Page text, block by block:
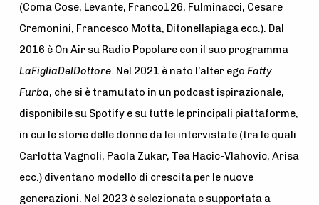
(Coma Cose, Levante, Franco126, Fulminacci, Cesare
Cremonini, Francesco Motta, Ditonellapiaga ecc.). Dal
2016 è On Air su Radio Popolare con il suo programma
LaFigliaDelDottore. Nel 2021 è nato l’alter ego Fatty
Furba, che si è tramutato in un podcast ispirazionale,
disponibile su Spotify e su tutte le principali piattaforme,
in cui le storie delle donne da lei intervistate (tra le quali
Carlotta Vagnoli, Paola Zukar, Tea Hacic-Vlahovic, Arisa
ecc.) diventano modello di crescita per le nuove
generazioni. Nel 2023 è selezionata e supportata a